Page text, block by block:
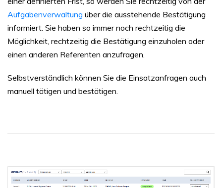
Aufgabenverwaltung über die ausstehende Bestätigung
informiert. Sie haben so immer noch rechtzeitig die
Möglichkeit, rechtzeitig die Bestätigung einzuholen oder
einen anderen Referenten anzufragen.
Selbstverständlich können Sie die Einsatzanfragen auch
manuell tätigen und bestätigen.